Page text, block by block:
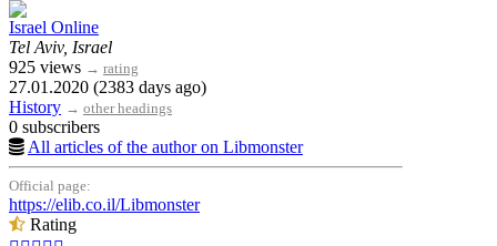
Israel Online
Tel Aviv, Israel
925 views → rating
27.01.2020 (2383 days ago)
History → other headings
0 subscribers
All articles of the author on Libmonster
Official page:
https://elib.co.il/Libmonster
Rating